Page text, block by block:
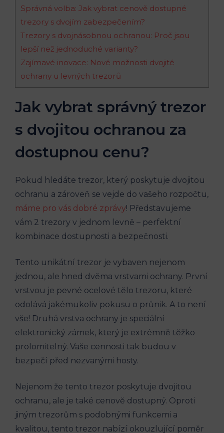
Správná volba: Jak vybrat cenově dostupné
trezory s dvojím zabezpečením?
Trezory s dvojnásobnou ochranou: Proč jsou
lepší než jednoduché varianty?
Zajímavé inovace: Nové možnosti dvojité
ochrany u levných trezorů
Jak vybrat správný trezor
s dvojitou ochranou za
dostupnou cenu?
Pokud hledáte trezor, který poskytuje dvojitou
ochranu a zároveň se vejde do vašeho rozpočtu,
máme pro vás dobré zprávy! Představujeme
vám 2 trezory v jednom levně – perfektní
kombinace dostupnosti a bezpečnosti.
Tento unikátní trezor je vybaven nejenom
jednou, ale hned dvěma vrstvami ochrany. První
vrstvou je pevné ocelové tělo trezoru, které
odolává jakémukoliv pokusu o průnik. A to není
vše! Druhá vrstva ochrany je speciální
elektronický zámek, který je extrémně těžko
prolomitelný. Vaše cennosti tak budou v
bezpečí před nezvanými hosty.
Nejenom že tento trezor poskytuje dvojitou
ochranu, ale je také cenově dostupný. Oproti
jiným trezorům s podobnými funkcemi a
kvalitou, tento trezor nabízí okouzlující poměr